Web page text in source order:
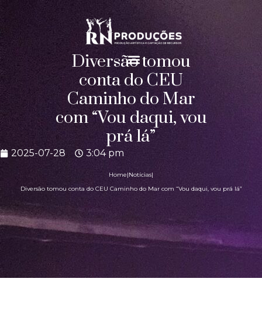
Diversão tomou
conta do CEU
Caminho do Mar
com “Vou daqui, vou
prá lá”
2025-07-28 3:04 pm
Home|Notícias|
Diversão tomou conta do CEU Caminho do Mar com “Vou daqui, vou prá lá”